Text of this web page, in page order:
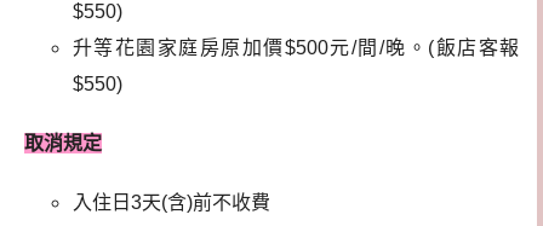
$550)
升等花園家庭房原加價$500元/間/晚。(飯店客報
$550)
取消規定
入住日3天(含)前不收費